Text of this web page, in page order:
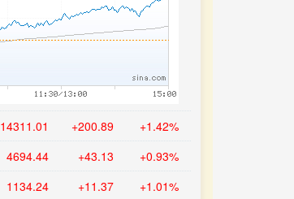
14311.01 +200.89 +1.42%
4694.44 +43.13 +0.93%
1134.24 +11.37 +1.01%